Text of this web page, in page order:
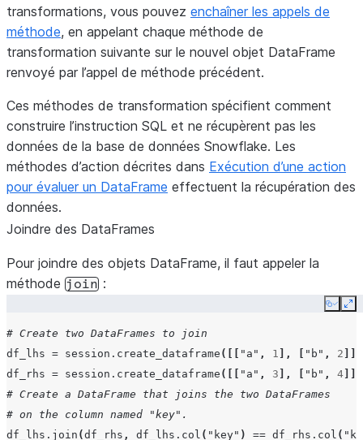
transformations, vous pouvez enchaîner les appels de
méthode, en appelant chaque méthode de
transformation suivante sur le nouvel objet DataFrame
renvoyé par l’appel de méthode précédent.
Ces méthodes de transformation spécifient comment
construire l’instruction SQL et ne récupèrent pas les
données de la base de données Snowflake. Les
méthodes d’action décrites dans Exécution d’une action
pour évaluer un DataFrame effectuent la récupération des
données.
Joindre des DataFrames
Pour joindre des objets DataFrame, il faut appeler la
méthode join :
Copy
# Create two DataFrames to join
df_lhs = session . create_dataframe ([[ "a" , 1 ], "b" , 2
df_rhs = session . create_dataframe ([[ "a" , 3 ], "b" , 4
# Create a DataFrame that joins the two DataFrames
# on the column named "key".
df_lhs . join (df_rhs , df_lhs . col ( "key" ) == df_rhs . col (